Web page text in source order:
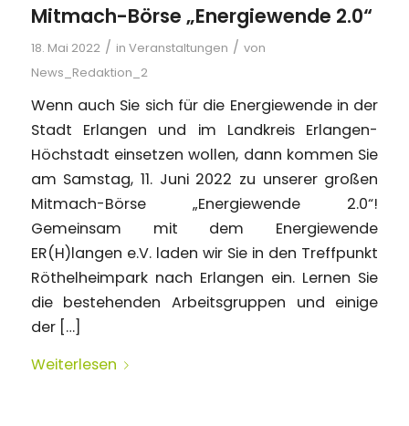
Mitmach-Börse „Energiewende 2.0“
18. Mai 2022 / in Veranstaltungen / von
News_Redaktion_2
Wenn auch Sie sich für die Energiewende in der
Stadt Erlangen und im Landkreis Erlangen-
Höchstadt einsetzen wollen, dann kommen Sie
am Samstag, 11. Juni 2022 zu unserer großen
Mitmach-Börse „Energiewende 2.0“!
Gemeinsam mit dem Energiewende
ER(H)langen e.V. laden wir Sie in den Treffpunkt
Röthelheimpark nach Erlangen ein. Lernen Sie
die bestehenden Arbeitsgruppen und einige
der […]
Weiterlesen